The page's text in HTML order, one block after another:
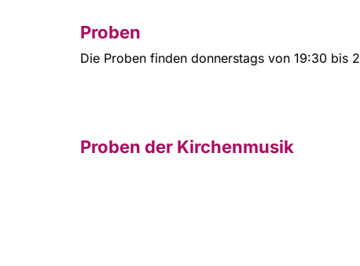
Proben
Die Proben finden donnerstags von 19:30 bis
Proben der Kirchenmusik